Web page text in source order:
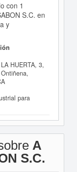
con 1
S.C. en
y
HUERTA, 3,
para
A
S.C.